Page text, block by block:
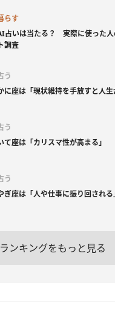
らす
占いは当たる？ 実際に使った人
調査
う
に座は「現状維持を手放すと人生
う
て座は「カリスマ性が高まる」
う
ぎ座は「人や仕事に振り回される
ランキングをもっと見る